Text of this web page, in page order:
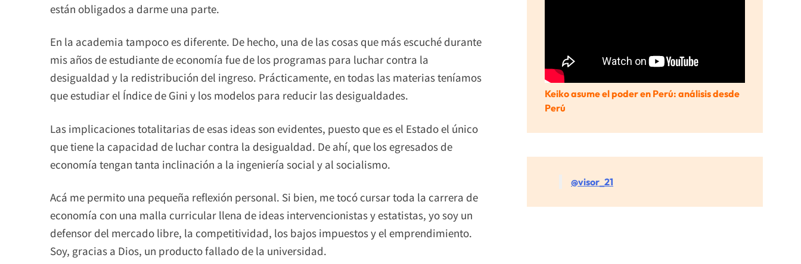
están obligados a darme una parte.
En la academia tampoco es diferente. De hecho, una de las cosas que más escuché durante
mis años de estudiante de economía fue de los programas para luchar contra la
desigualdad y la redistribución del ingreso. Prácticamente, en todas las materias teníamos
que estudiar el Índice de Gini y los modelos para reducir las desigualdades.
Las implicaciones totalitarias de esas ideas son evidentes, puesto que es el Estado el único
que tiene la capacidad de luchar contra la desigualdad. De ahí, que los egresados de
economía tengan tanta inclinación a la ingeniería social y al socialismo.
Acá me permito una pequeña reflexión personal. Si bien, me tocó cursar toda la carrera de
economía con una malla curricular llena de ideas intervencionistas y estatistas, yo soy un
defensor del mercado libre, la competitividad, los bajos impuestos y el emprendimiento.
Soy, gracias a Dios, un producto fallado de la universidad.
Keiko asume el poder en Perú: análisis desde
Perú
@visor_21